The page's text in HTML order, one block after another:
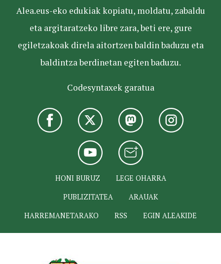
Alea.eus-eko edukiak kopiatu, moldatu, zabaldu
eta argitaratzeko libre zara, beti ere, gure
egiletzakoak direla aitortzen baldin baduzu eta
baldintza berdinetan egiten baduzu.
Codesyntaxek garatua
HONI BURUZ
LEGE OHARRA
PUBLIZITATEA
ARAUAK
HARREMANETARAKO
RSS EGIN ALEAKIDE